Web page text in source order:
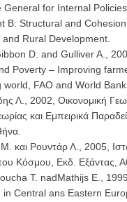
General for Internal
B: Structural and
Rural Development.
D. and Gulliver A.,
Poverty – Improving
world, FAO and World
Λ., 2002, Οικονομική
και Εμπειρικά
και Ρουντάρ Λ., 2005,
Κόσμου, Εκδ. Εξάντας,
T. nadMathijs E.,
in Central ans Eastern